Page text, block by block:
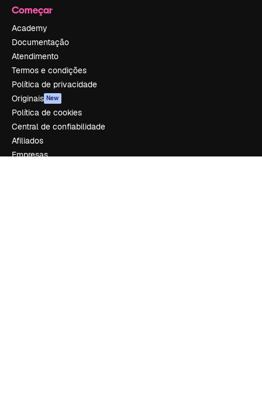
Começar
Academy
Documentação
Atendimento
Termos e condições
Política de privacidade
Originais New
Política de cookies
Central de confiabilidade
Afiliados
Empresas